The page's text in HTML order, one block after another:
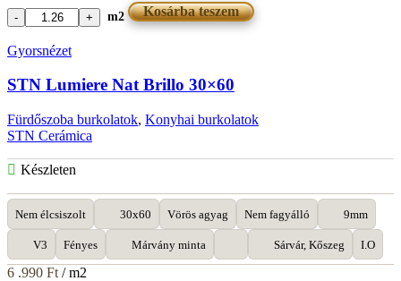
STN
Wild
mennyiség
m2 Kosárba teszem
Gyorsnézet
STN Lumiere Nat Brillo 30×60
Fürdőszoba burkolatok, Konyhai burkolatok
STN Cerámica
Készleten
Nem élcsiszolt 30x60 Vörös agyag Nem fagyálló 9mm
V3 Fényes Márvány minta Sárvár, Kőszeg I.O
6 .990 Ft / m2